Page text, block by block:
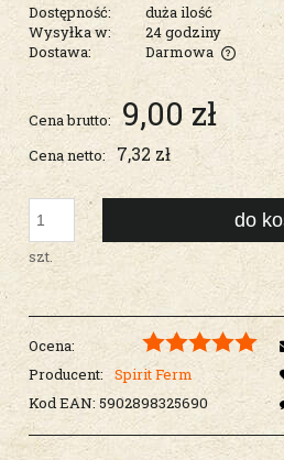
Dostępność:
duża ilość
Wysyłka w:
24 godziny
Dostawa:
Darmowa
Cena nie zawiera ewentualnych
Cena brutto: 9,00 zł
Cena netto: 7,32 zł
szt.
do
Ocena:
Producent:
Spirit Ferm
Kod EAN: 5902898325690